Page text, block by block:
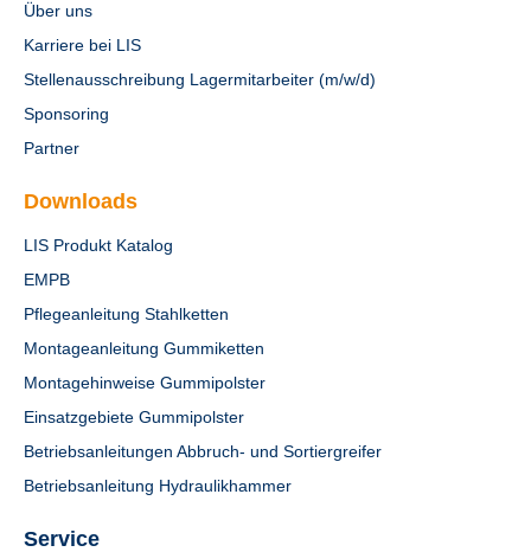
Über uns
Karriere bei LIS
Stellenausschreibung Lagermitarbeiter (m/w/d)
Sponsoring
Partner
Downloads
LIS Produkt Katalog
EMPB
Pflegeanleitung Stahlketten
Montageanleitung Gummiketten
Montagehinweise Gummipolster
Einsatzgebiete Gummipolster
Betriebsanleitungen Abbruch- und Sortiergreifer
Betriebsanleitung Hydraulikhammer
Service